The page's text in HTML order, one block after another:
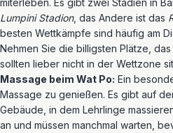
Lumpini Stadion, das Andere ist das
besten Wettkämpfe sind häufig am
Nehmen Sie die billigsten Plätze,
sollten lieber nicht in der Wettzone
Massage beim Wat Po: Ein
Massage zu genießen. Es gibt auf
Gebäude, in dem Lehrlinge
an und müssen manchmal warten,